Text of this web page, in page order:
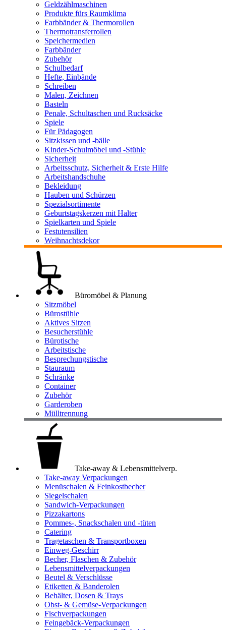
Geldzählmaschinen
Produkte fürs Raumklima
Farbbänder & Thermorollen
Thermotransferrollen
Speichermedien
Farbbänder
Zubehör
Schulbedarf
Hefte, Einbände
Schreiben
Malen, Zeichnen
Basteln
Penale, Schultaschen und Rucksäcke
Spiele
Für Pädagogen
Sitzkissen und -bälle
Kinder-Schulmöbel und -Stühle
Sicherheit
Arbeitsschutz, Sicherheit & Erste Hilfe
Arbeitshandschuhe
Bekleidung
Hauben und Schürzen
Spezialsortimente
Geburtstagskerzen mit Halter
Spielkarten und Spiele
Festutensilien
Weihnachtsdekor
Büromöbel & Planung
Sitzmöbel
Bürostühle
Aktives Sitzen
Besucherstühle
Bürotische
Arbeitstische
Besprechungstische
Stauraum
Schränke
Container
Zubehör
Garderoben
Mülltrennung
Take-away & Lebensmittelverp.
Take-away Verpackungen
Menüschalen & Feinkostbecher
Siegelschalen
Sandwich-Verpackungen
Pizzakartons
Pommes-, Snackschalen und -tüten
Catering
Tragetaschen & Transportboxen
Einweg-Geschirr
Becher, Flaschen & Zubehör
Lebensmittelverpackungen
Beutel & Verschlüsse
Etiketten & Banderolen
Behälter, Dosen & Trays
Obst- & Gemüse-Verpackungen
Fischverpackungen
Feingebäck-Verpackungen